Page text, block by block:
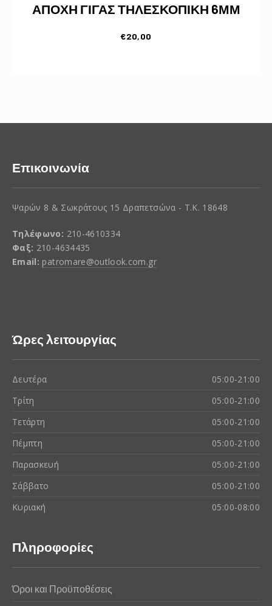
ΑΠΟΧΗ ΓΙΓΑΣ ΤΗΛΕΣΚΟΠΙΚΗ 6ΜΜ
€20,00
Επικοινωνία
Ψαρών 8 & Σωκράτους 15 Δραπετσώνα - Τ.Κ. 18648
Τηλέφωνο: 210-4610334
Φαξ: 210-4634435
Email: patromare@outlook.com.gr
Ώρες λειτουργίας
Δευτέρα
05:00-21:00
Τρίτη
05:00-21:00
Τετάρτη
05:00-21:00
Πέμπτη
05:00-21:00
Παρασκευή
05:00-21:00
Σάββατο
05:00-21:00
Κυριακή
05:00-08:00
Πληροφορίες
Όροι και Προϋποθέσεις